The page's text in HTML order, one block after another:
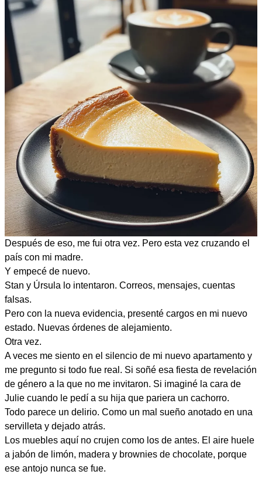
Después de eso, me fui otra vez. Pero esta vez cruzando el
país con mi madre.
Y empecé de nuevo.
Stan y Úrsula lo intentaron. Correos, mensajes, cuentas
falsas.
Pero con la nueva evidencia, presenté cargos en mi nuevo
estado. Nuevas órdenes de alejamiento.
Otra vez.
A veces me siento en el silencio de mi nuevo apartamento y
me pregunto si todo fue real. Si soñé esa fiesta de revelación
de género a la que no me invitaron. Si imaginé la cara de
Julie cuando le pedí a su hija que pariera un cachorro.
Todo parece un delirio. Como un mal sueño anotado en una
servilleta y dejado atrás.
Los muebles aquí no crujen como los de antes. El aire huele
a jabón de limón, madera y brownies de chocolate, porque
ese antojo nunca se fue.